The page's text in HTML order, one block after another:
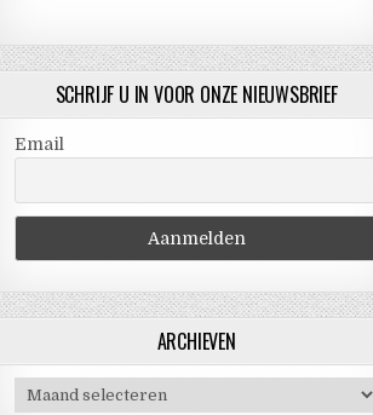
SCHRIJF U IN VOOR ONZE NIEUWSBRIEF
Email
ARCHIEVEN
Archieven